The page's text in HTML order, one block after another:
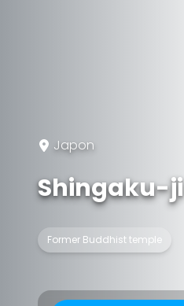
Japon
Shingaku-ji
Former Buddhist temple